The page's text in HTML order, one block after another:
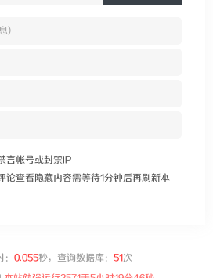
言帐号或封禁IP
论查看隐藏内容需等待1分钟后再刷新本
0.055秒，查询数据库： 51 次